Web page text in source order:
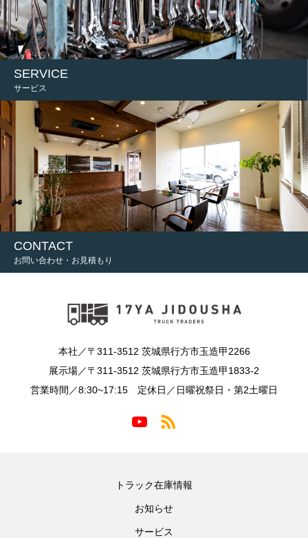
SERVICE
サービス
CONTACT
お問い合わせ・お見積もり
本社／〒311-3512 茨城県行方市玉造甲2266
展示場／〒311-3512 茨城県行方市玉造甲1833-2
営業時間／8:30~17:15 定休日／日曜祝祭日・第2土曜日
トラック在庫情報
お知らせ
サービス